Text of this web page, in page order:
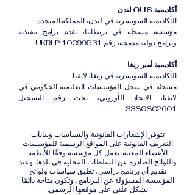
أكاديمية OUS لندن
الأكاديمية السويسرية في لندن، المملكة المتحدة.
مؤسسة مسجلة في بريطانيا، تقدم برامج تنفيذية
وبرامج دولية مدمجة، رقم UKRLP 10099531.
أكاديمية أمبر ريغا
الأكاديمية السويسرية في ريغا، لاتفيا.
مسجلة في سجل المؤسسات التعليمية الحكومي في
لاتفيا، الاتحاد الأوروبي، تحت رقم التسجيل
3380802601.
تتوفر الإشعارات القانونية والسياسات وبيانات
التعريف القانونية على المواقع الرسمية للمؤسسات
الأعضاء المعنية. تعمل كل مؤسسة وفقًا للأنظمة
واللوائح الصادرة عن السلطات المحلية في بلدها. وعند
تقديم أي برنامج دراسي، تطبق سياسات ولوائح
المؤسسة المسؤولة عن البرنامج، وتكون متاحة دائمًا
بشكل علني على موقعها الرسمي.